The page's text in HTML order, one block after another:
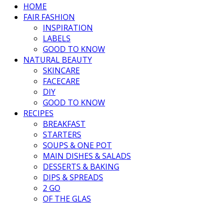
HOME
FAIR FASHION
INSPIRATION
LABELS
GOOD TO KNOW
NATURAL BEAUTY
SKINCARE
FACECARE
DIY
GOOD TO KNOW
RECIPES
BREAKFAST
STARTERS
SOUPS & ONE POT
MAIN DISHES & SALADS
DESSERTS & BAKING
DIPS & SPREADS
2 GO
OF THE GLAS